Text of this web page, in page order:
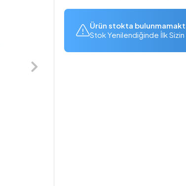
Ürün stokta
Stok Yenilendiğinde İlk